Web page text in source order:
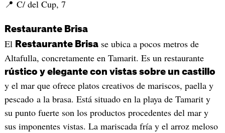
📍 C/ del Cup, 7
Restaurante Brisa
El Restaurante Brisase ubica a pocos metros de
Altafulla, concretamente en Tamarit. Es un restaurante
rústico y elegante con vistas sobre un castillo
y el mar que ofrece platos creativos de mariscos, paella y
pescado a la brasa. Está situado en la playa de Tamarit y
su punto fuerte son los productos procedentes del mar y
sus imponentes vistas. La mariscada fría y el arroz meloso